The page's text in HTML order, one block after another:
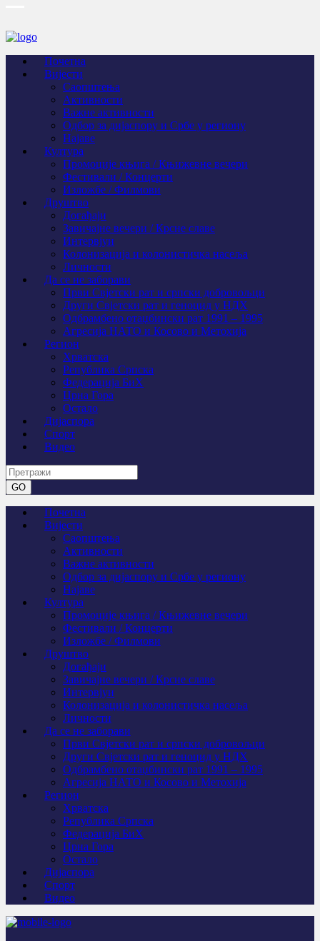
Почетна
Вијести
Саопштења
Активности
Важне активности
Одбор за дијаспору и Србе у региону
Најаве
Култура
Промоције књига / Књижевне вечери
Фестивали / Концерти
Изложбе / Филмови
Друштво
Догађаји
Завичајне вечери / Крсне славе
Интервјуи
Колонизација и колонистичка насеља
Личности
Да се не заборави
Први Свјeтски рат и српски добровољци
Други Свјетски рат и геноцид у НДХ
Одбрамбено отаџбински рат 1991 – 1995
Агресија НАТО и Косово и Метохија
Регион
Хрватска
Република Српска
Федерација БиХ
Црна Гора
Остало
Дијаспора
Спорт
Видео
Почетна
Вијести
Саопштења
Активности
Важне активности
Одбор за дијаспору и Србе у региону
Најаве
Култура
Промоције књига / Књижевне вечери
Фестивали / Концерти
Изложбе / Филмови
Друштво
Догађаји
Завичајне вечери / Крсне славе
Интервјуи
Колонизација и колонистичка насеља
Личности
Да се не заборави
Први Свјeтски рат и српски добровољци
Други Свјетски рат и геноцид у НДХ
Одбрамбено отаџбински рат 1991 – 1995
Агресија НАТО и Косово и Метохија
Регион
Хрватска
Република Српска
Федерација БиХ
Црна Гора
Остало
Дијаспора
Спорт
Видео